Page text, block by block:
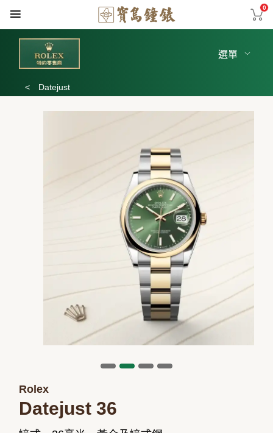
0
選單
< Datejust
Rolex
Datejust 36